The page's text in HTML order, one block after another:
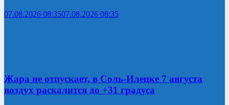
07.08.2026 08:3507.08.2026 08:35
Жара не отпускает, в Соль-Илецке 7 августа
воздух раскалится до +31 градуса